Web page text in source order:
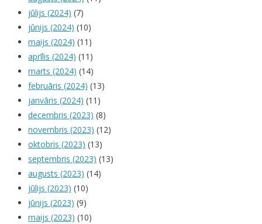
jūlijs (2024) (7)
jūnijs (2024) (10)
maijs (2024) (11)
aprīlis (2024) (11)
marts (2024) (14)
februāris (2024) (13)
janvāris (2024) (11)
decembris (2023) (8)
novembris (2023) (12)
oktobris (2023) (13)
septembris (2023) (13)
augusts (2023) (14)
jūlijs (2023) (10)
jūnijs (2023) (9)
maijs (2023) (10)